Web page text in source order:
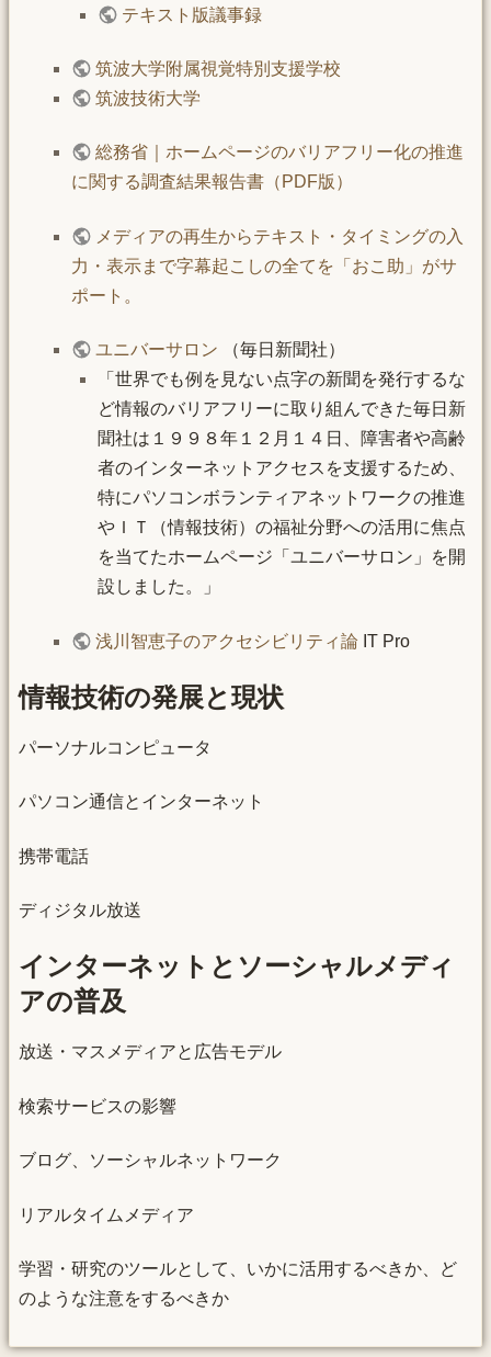
テキスト版議事録
筑波大学附属視覚特別支援学校
筑波技術大学
総務省｜ホームページのバリアフリー化の推進
に関する調査結果報告書（PDF版）
メディアの再生からテキスト・タイミングの入
力・表示まで字幕起こしの全てを「おこ助」がサ
ポート。
ユニバーサロン （毎日新聞社）
「世界でも例を見ない点字の新聞を発行するな
ど情報のバリアフリーに取り組んできた毎日新
聞社は１９９８年１２月１４日、障害者や高齢
者のインターネットアクセスを支援するため、
特にパソコンボランティアネットワークの推進
やＩＴ（情報技術）の福祉分野への活用に焦点
を当てたホームページ「ユニバーサロン」を開
設しました。」
浅川智恵子のアクセシビリティ論 IT Pro
情報技術の発展と現状
パーソナルコンピュータ
パソコン通信とインターネット
携帯電話
ディジタル放送
インターネットとソーシャルメディ
アの普及
放送・マスメディアと広告モデル
検索サービスの影響
ブログ、ソーシャルネットワーク
リアルタイムメディア
学習・研究のツールとして、いかに活用するべきか、ど
のような注意をするべきか